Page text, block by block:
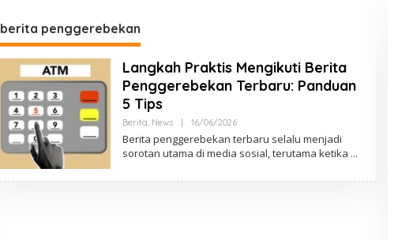
berita penggerebekan
Langkah Praktis Mengikuti Berita
Penggerebekan Terbaru: Panduan
5 Tips
Berita News | 16/06/2026O
E
H
Berita penggerebekan terbaru selalu menjadi
sorotan utama di media sosial, terutama ketika